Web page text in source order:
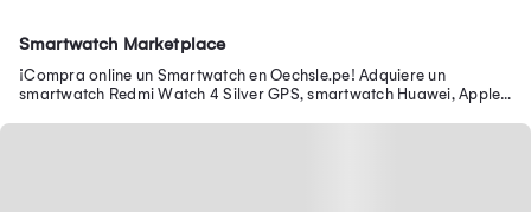
Smartwatch Marketplace
¡Compra online un Smartwatch en Oechsle.pe! Adquiere un
smartwatch Redmi Watch 4 Silver GPS, smartwatch Huawei, Apple